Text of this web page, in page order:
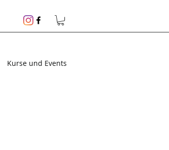
Kurse und Events